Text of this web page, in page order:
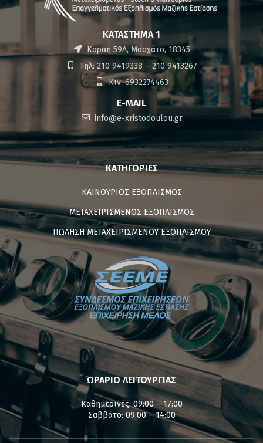
ΚΑΤΆΣΤΗΜΑ 1
Κοραή 59Α, Μοσχάτο, 18345
Τηλ: 210 9419338 – 210 9413267
Κιν: 6932274463
E-MAIL
info@e-xristodoulou.gr
ΚΑΤΗΓΟΡΊΕΣ
ΚΑΙΝΟΥΡΙΟΣ ΕΞΟΠΛΙΣΜΟΣ
ΜΕΤΑΧΕΙΡΙΣΜΕΝΟΣ ΕΞΟΠΛΙΣΜΟΣ
ΠΩΛΗΣΗ ΜΕΤΑΧΕΙΡΙΣΜΕΝΟΥ ΕΞΟΠΛΙΣΜΟΥ
ΩΡΑΡΙΟ ΛΕΙΤΟΥΡΓΙΑΣ
Καθημερινές: 09:00 – 17:00
Σαββάτο: 09:00 – 14:00